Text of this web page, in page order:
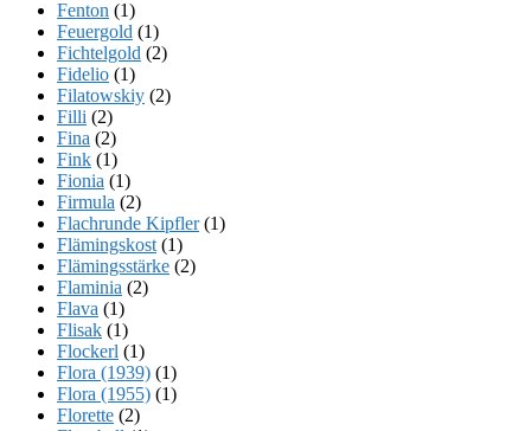
Fenton (1)
Feuergold (1)
Fichtelgold (2)
Fidelio (1)
Filatowskiy (2)
Filli (2)
Fina (2)
Fink (1)
Fionia (1)
Firmula (2)
Flachrunde Kipfler(1)
Flämingskost (1)
Flämingsstärke (2)
Flaminia (2)
Flava (1)
Flisak (1)
Flockerl (1)
Flora (1939) (1)
Flora (1955) (1)
Florette (2)